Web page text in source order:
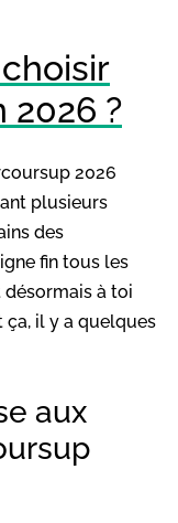
2026 ?
2026
plusieurs
des
fin tous les
désormais à toi
ça, il y a quelques
aux